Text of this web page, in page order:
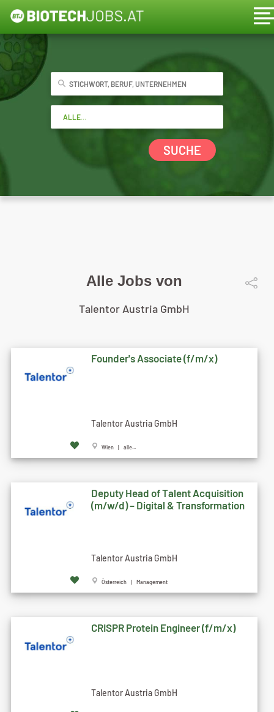
SUCHE
Alle Jobs von
Talentor Austria GmbH
Founder's Associate (f/m/x)
Talentor Austria GmbH
Wien | alle...
Deputy Head of Talent Acquisition
(m/w/d) – Digital & Transformation
Talentor Austria GmbH
Österreich | Management
CRISPR Protein Engineer (f/m/x)
Talentor Austria GmbH